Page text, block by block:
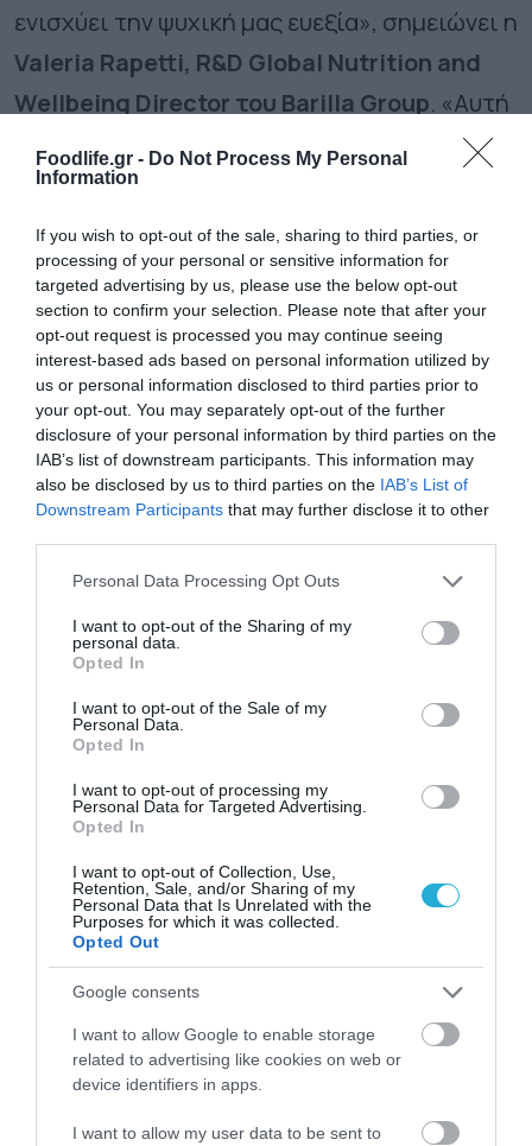
Foodlife.gr - Do Not Process My Personal
Information
If you wish to opt-out of the sale, sharing to third parties, or
processing of your personal or sensitive information for
targeted advertising by us, please use the below opt-out
section to confirm your selection. Please note that after your
opt-out request is processed you may continue seeing
interest-based ads based on personal information utilized by
us or personal information disclosed to third parties prior to
your opt-out. You may separately opt-out of the further
disclosure of your personal information by third parties on the
IAB’s list of downstream participants. This information may
also be disclosed by us to third parties on the IAB’s List of
Downstream Participants that may further disclose it to other
Please note that this website/app uses one or more Google
not limited to your visit or usage behaviour. You may click to
grant or deny consent to Google and its third-party tags to
use your data for below specified purposes in below Google
consent section.
Personal Data Processing Opt Outs
I want to opt-out of the Sharing of my
personal data.
Opted In
I want to opt-out of the Sale of my
Personal Data.
Opted In
I want to opt-out of processing my
Personal Data for Targeted Advertising.
Opted In
I want to opt-out of Collection, Use,
Retention, Sale, and/or Sharing of my
Personal Data that Is Unrelated with the
Purposes for which it was collected.
Opted Out
Google consents
I want to allow Google to enable storage
related to advertising like cookies on web or
device identifiers in apps.
I want to allow my user data to be sent to
ενισχύει την ψυχική μας ευεξία», σημειώνει η
Valeria Rapetti, R&D Global Nutrition and
Wellbeing Director του Barilla Group. «Αυτή
η μελέτη αποτυπώνει με όμορφο τρόπο πώς
τα ζυμαρικά φέρνουν τους ανθρώπους κοντά,
δημιουργώντας στιγμές χαράς και
ουσιαστικής σύνδεσης».
Τα ευρήματα της μελέτης μάς καλούν να
δούμε τη διατροφή μέσα από ένα νέο, πιο
ολιστικό πρίσμα, όχι απλώς ως μέσο
κάλυψης βιολογικών αναγκών, αλλά ως
καταλύτη συναισθηματικής σύνδεσης και
κοινωνικής αλληλεπίδρασης. Ένα πιάτο
χαρίζοντας μικρές δόσεις καθημερινής
Ακολουθήστε το
Newsκαι μάθετε πρώτοι όλες τις ειδήσεις
TAGS: ΖΥΜΑΡΙΚΑ
ΠΕΡΙΣΣΟΤΕΡA